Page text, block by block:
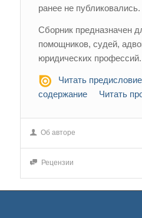
ранее не публиковались.
Сборник предназначен
помощников, судей,
юридических профессий.
Читать предисловие
содержание
Читать
Об авторе
Рецензии